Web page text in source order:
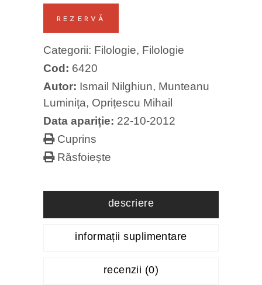
REZERVĂ
Categorii: Filologie, Filologie
Cod: 6420
Autor: Ismail Nilghiun, Munteanu
Luminița, Oprițescu Mihail
Data apariție: 22-10-2012
Cuprins
Răsfoiește
descriere
informații suplimentare
recenzii (0)